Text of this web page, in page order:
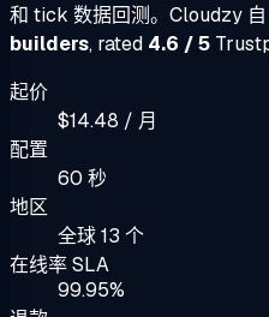
和 tick 数据回测。Cloudzy 自
builders, rated 4.6 / 5
起价
$14.48 / 月
配置
60 秒
地区
全球 13 个
在线率 SLA
99.95%